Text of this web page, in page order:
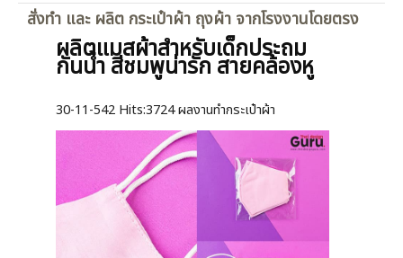
สั่งทำ และ ผลิต กระเป๋าผ้า ถุงผ้า จากโรงงานโดยตรง
ผลิตแมสผ้าสำหรับเด็กประถม
กันน้ำ สีชมพูน่ารัก สายคล้องหู
30-11-542 Hits:3724 ผลงานทำกระเป๋าผ้า